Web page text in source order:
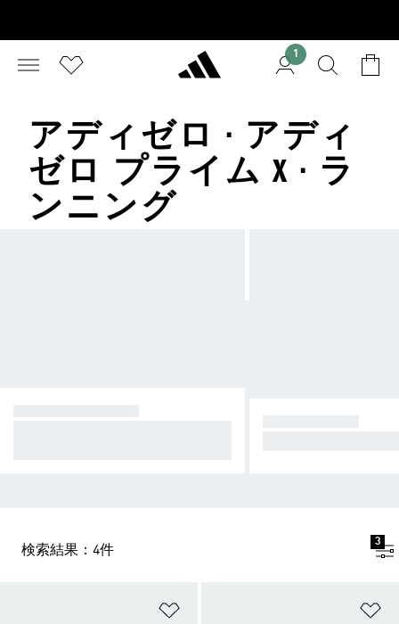
1
アディゼロ · アディ
ゼロ プライム X · ラ
ンニング
検索結果：4件
3